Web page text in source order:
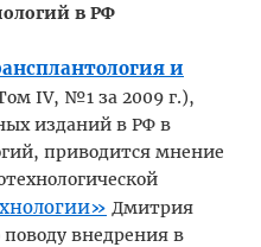
в РФ
и
IV, №1 за 2009 г.),
изданий в РФ в
приводится мнение
Дмитрия
внедрения в